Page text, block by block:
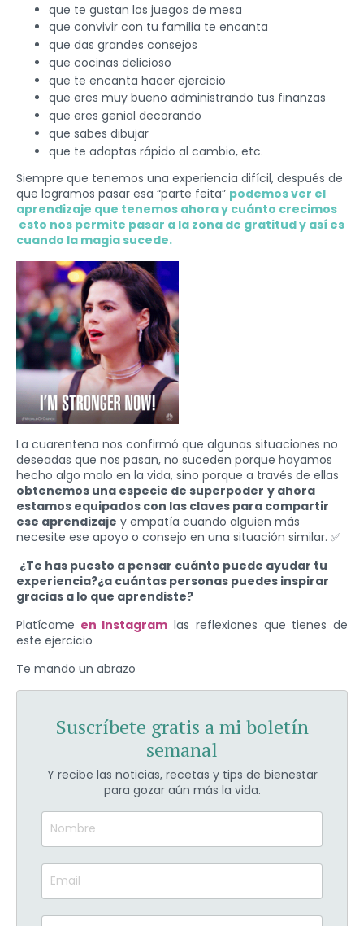
que te gustan los juegos de mesa
que convivir con tu familia te encanta
que das grandes consejos
que cocinas delicioso
que te encanta hacer ejercicio
que eres muy bueno administrando tus finanzas
que eres genial decorando
que sabes dibujar
que te adaptas rápido al cambio, etc.
Siempre que tenemos una experiencia difícil, después de
que logramos pasar esa “parte feita” podemos ver el
aprendizaje que tenemos ahora y cuánto crecimos
esto nos permite pasar a la zona de gratitud y así es
cuando la magia sucede.
La cuarentena nos confirmó que algunas situaciones no
deseadas que nos pasan, no suceden porque hayamos
hecho algo malo en la vida, sino porque a través de ellas
obtenemos una especie de superpoder y ahora
estamos equipados con las claves para compartir
ese aprendizaje y empatía cuando alguien más
necesite ese apoyo o consejo en una situación similar. ✅
¿Te has puesto a pensar cuánto puede ayudar tu
experiencia?¿a cuántas personas puedes inspirar
gracias a lo que aprendiste?
Platícame en Instagram las reflexiones que tienes de
este ejercicio
Te mando un abrazo
Suscríbete gratis a mi boletín
semanal
Y recibe las noticias, recetas y tips de bienestar
para gozar aún más la vida.